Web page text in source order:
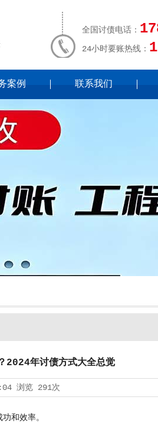
全国讨债电话：
24小时要账热线：
案例 联系我们
2024年讨债方式大全总觉
浏览 291次
和效率。